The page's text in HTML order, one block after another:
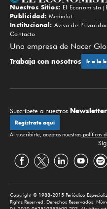
Nuestros Sitios: El Economista
Publicidad: Mediakit
Institucional: Aviso de
Contacto
Una empresa de Nacer
Trabaja con nosotros Ir a la
Suscríbete a nuestros
Regístrate aquí
Al suscribirte, aceptas nuestras políticas
Copyright © 1988-2015 Periódico
Rights Reserved. Derechos Reservados.